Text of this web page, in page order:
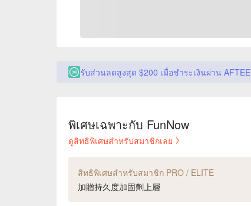
รับส่วนลดสูงสุด $200 เมื่อชำระเงินผ่าน AFTEE
พิเศษเฉพาะกับ FunNow
ดูสิทธิพิเศษสำหรับสมาชิกเลย
สิทธิพิเศษสำหรับสมาชิก PRO / ELITE
加贈持久度加固劑上層